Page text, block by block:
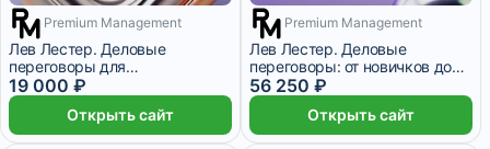
2 месяцаPremium Management
Лев Лестер. Деловые
переговоры для
профессионалов.
Продолжение
19 000 ₽
Открыть сайт
10 месяцев
Premium Management
Лев Лестер. Деловые
переговоры: от новичков до
профессионалов
56 250 ₽
Открыть сайт